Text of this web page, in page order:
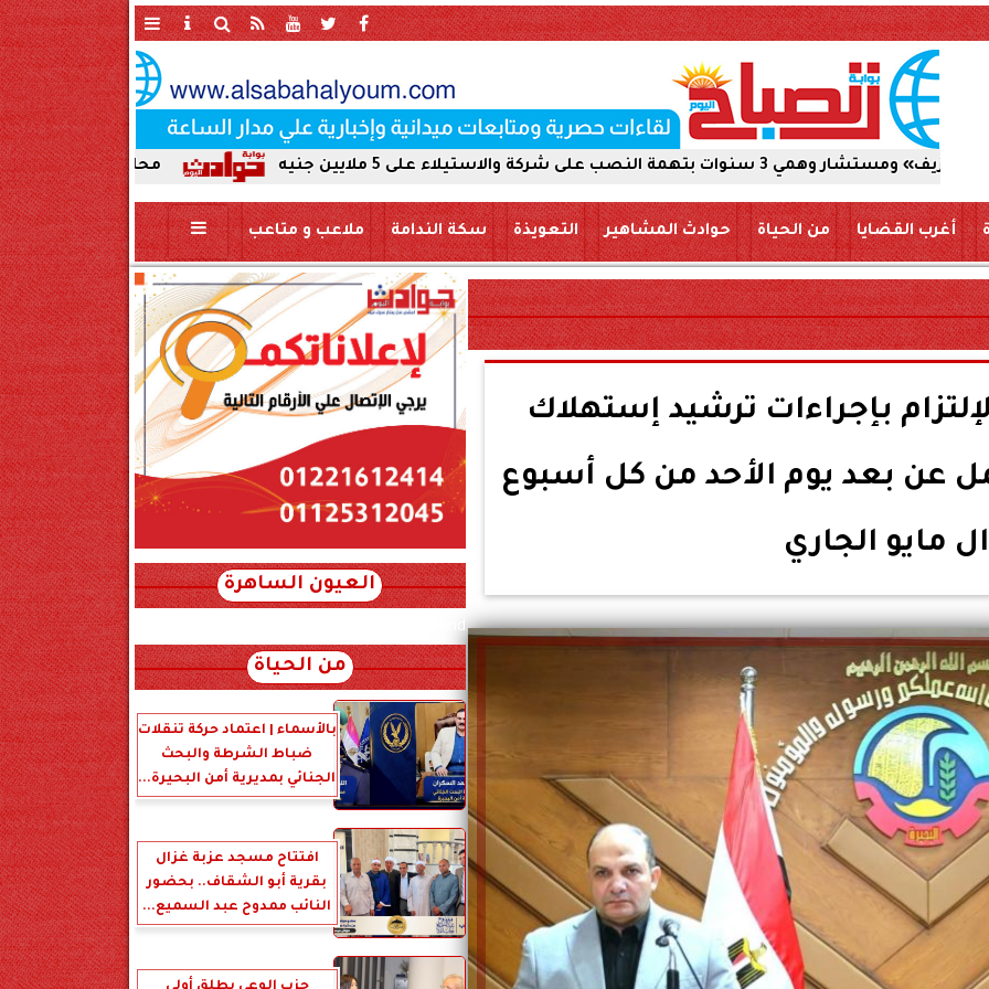
محافظ سوهاج يحيل واقعة ردم على شركة والاستيلاء على 5 ملايين جنيه
أغرب القضايا من الحياة حوادث المشاهير التعويذة سكة الندامة ملاعب و متاعب
بإجراءات ترشيد إستهلاك
عن بعد يوم الأحد من كل أسبوع
مايو الجاري
العيون الساهرة
xml_json/rss/~12.xml x0n not found
من الحياة
بالأسماء | اعتماد حركة تنقلات
ضباط الشرطة والبحث
الجنائي بمديرية أمن البحيرة...
افتتاح مسجد عزبة غزال
بقرية أبو الشقاف.. بحضور
النائب ممدوح عبد السميع...